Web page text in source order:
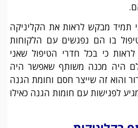
תמיד מבקש לראות את הקליניקה
בו הם נפגשים עם הלקוחות
כי בכל חדרי הטיפול שאני
היה מכנה משותף שאפשר היה
והוא זה שייצר חסם וחומת הגנה
לפגישות עם חומות הגנה כאילו